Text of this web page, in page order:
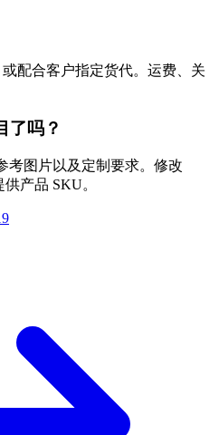
配合客户指定货代。运费、关
了吗？
考图片以及定制要求。修改
产品 SKU。